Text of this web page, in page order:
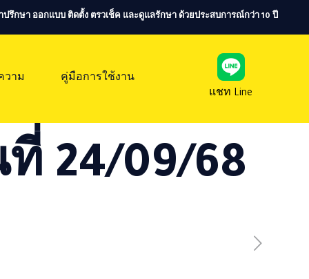
ปรึกษา ออกแบบ ติดตั้ง ตรวเช็ค และดูแลรักษา ด้วยประสบการณ์กว่า 10 ปี
วาม
คู่มือการใช้งาน
แชท Line
24/09/68